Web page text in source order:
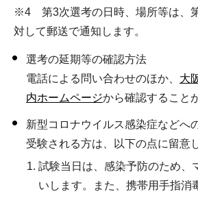
※4 第3次選考の日時、場所等は、
対して郵送で通知します。
選考の延期等の確認方法
電話による問い合わせのほか、 大
内ホームページから確認すること
新型コロナウイルス感染症などへ
受験される方は、以下の点に留意
試験当日は、感染予防のため、
いします。また、携帯用手指消